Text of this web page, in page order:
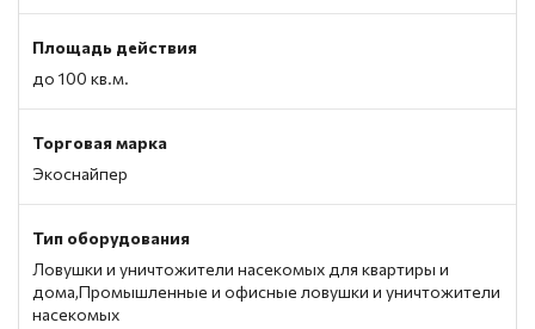
Площадь действия
до 100 кв.м.
Торговая марка
Экоснайпер
Тип оборудования
Ловушки и уничтожители насекомых для квартиры и
дома,Промышленные и офисные ловушки и уничтожители
насекомых